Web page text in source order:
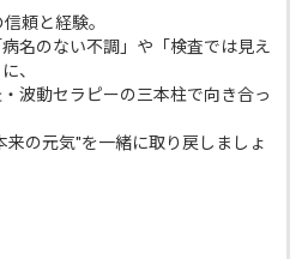
頼と経験。
名のない不調」や「検査では見え
、
波動セラピーの三本柱で向き合っ
来の元気"を一緒に取り戻しましょ